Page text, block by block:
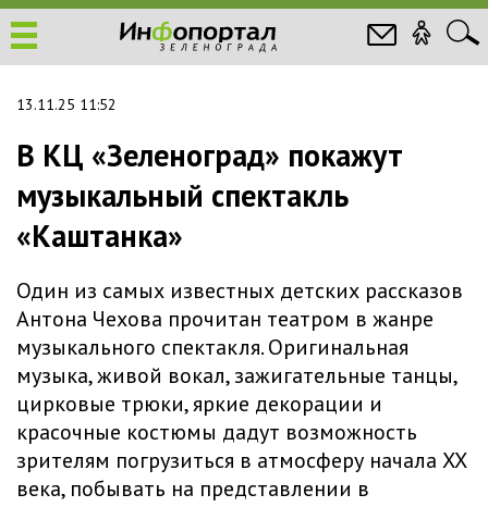
13.11.25 11:52
В КЦ «Зеленоград» покажут
музыкальный спектакль
«Каштанка»
Один из самых известных детских рассказов
Антона Чехова прочитан театром в жанре
музыкального спектакля. Оригинальная
музыка, живой вокал, зажигательные танцы,
цирковые трюки, яркие декорации и
красочные костюмы дадут возможность
зрителям погрузиться в атмосферу начала XX
века, побывать на представлении в